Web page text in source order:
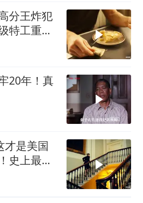
分王炸犯
特工重出
20年！真
才是美国
史上最高